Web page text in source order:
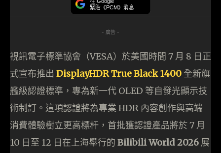
緊貼《PCM》消息
- 廣告 -
視訊電子標準協會（VESA）於美國時間 7 月 8 日正
式宣布推出 DisplayHDR True Black 1400 全新旗
艦級認證標準，專為新一代 OLED 等自發光顯示技
術制訂。這項認證將為專業 HDR 內容創作與高端
消費體驗樹立更高標杆，首批獲認證產品將於 7 月
10 日至 12 日在上海舉行的 Bilibili World 2026 展